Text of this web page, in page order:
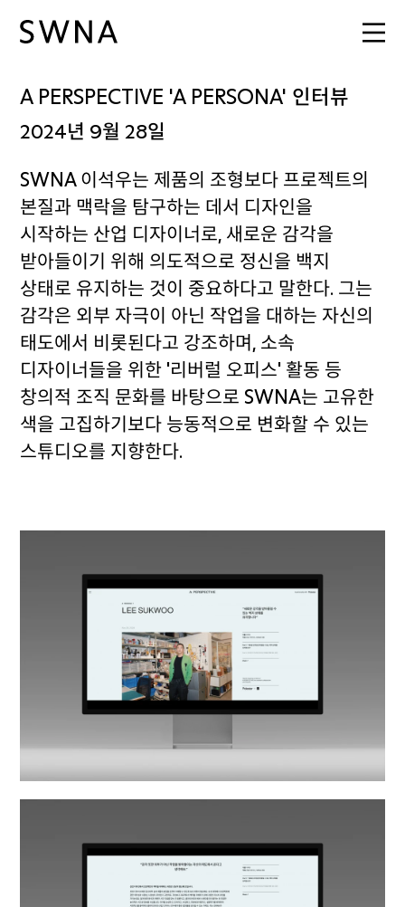
A PERSPECTIVE 'A PERSONA' 인터뷰
2024년 9월 28일
SWNA 이석우는 제품의 조형보다 프로젝트의
본질과 맥락을 탐구하는 데서 디자인을
시작하는 산업 디자이너로, 새로운 감각을
받아들이기 위해 의도적으로 정신을 백지
상태로 유지하는 것이 중요하다고 말한다. 그는
감각은 외부 자극이 아닌 작업을 대하는 자신의
태도에서 비롯된다고 강조하며, 소속
디자이너들을 위한 '리버럴 오피스' 활동 등
창의적 조직 문화를 바탕으로 SWNA는 고유한
색을 고집하기보다 능동적으로 변화할 수 있는
스튜디오를 지향한다.